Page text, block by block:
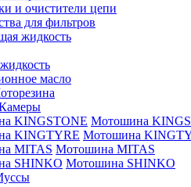
и очистители цепи
для фильтров
жидкость
масло
Мотошина
Мотошина
Мотошина MITAS
Мотошина SHINKO